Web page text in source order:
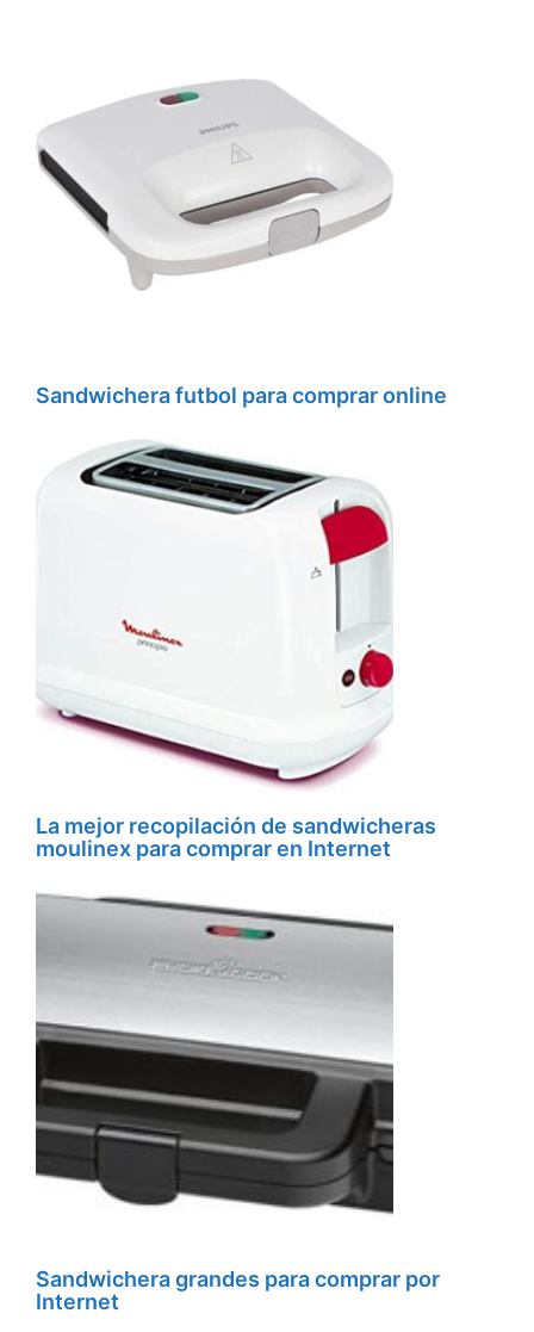
Sandwichera futbol para comprar online
La mejor recopilación de sandwicheras
moulinex para comprar en Internet
Sandwichera grandes para comprar por
Internet